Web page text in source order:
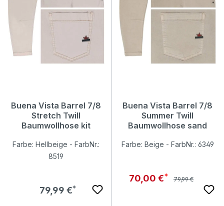
Buena Vista Barrel 7/8
Stretch Twill
Baumwollhose kit
Farbe: Hellbeige - FarbNr.:
8519
Regulärer Preis:
79,99 €
Buena Vista Barrel 7/8
Summer Twill
Baumwollhose sand
Farbe: Beige - FarbNr.: 6349
Verkaufspreis:
70,00 € Regulärer Preis:
79,99 €